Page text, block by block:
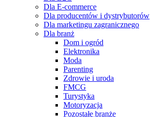
Dla E-commerce
Dla producentów i dystrybutorów
Dla marketingu zagranicznego
Dla branż
Dom i ogród
Elektronika
Moda
Parenting
Zdrowie i uroda
FMCG
Turystyka
Motoryzacja
Pozostałe branże